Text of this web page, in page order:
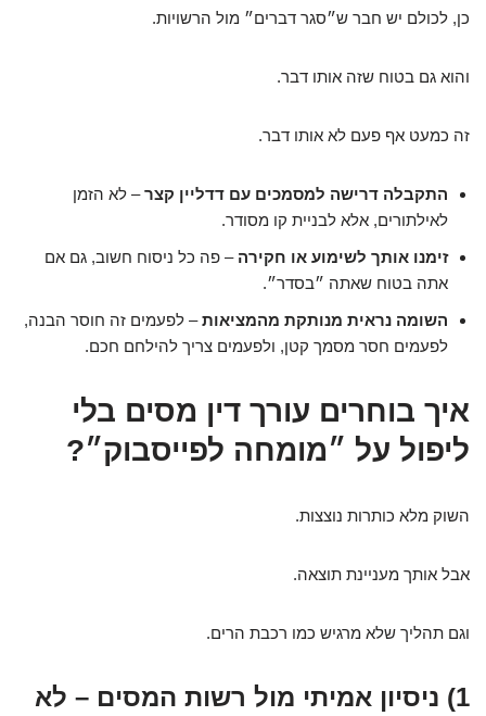
כן, לכולם יש חבר ש״סגר דברים״ מול הרשויות.
והוא גם בטוח שזה אותו דבר.
זה כמעט אף פעם לא אותו דבר.
התקבלה דרישה למסמכים עם דדליין קצר– לא הזמן
לאילתורים, אלא לבניית קו מסודר.
זימנו אותך לשימוע או חקירה – פה כל ניסוח חשוב, גם אם
אתה בטוח שאתה ״בסדר״.
השומה נראית מנותקת מהמציאות– לפעמים זה חוסר הבנה,
לפעמים חסר מסמך קטן, ולפעמים צריך להילחם חכם.
איך בוחרים עורך דין מסים בלי
ליפול על ״מומחה לפייסבוק״?
השוק מלא כותרות נוצצות.
אבל אותך מעניינת תוצאה.
וגם תהליך שלא מרגיש כמו רכבת הרים.
1) ניסיון אמיתי מול רשות המסים – לא